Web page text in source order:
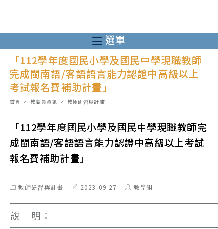
至
主
選單
「112學年度國民小學及國民中學現職教師
完成閩南語/客語語言能力認證中高級以上
考試報名費補助計畫」
首頁 > 教職員資訊 > 教師研習與計畫
「112學年度國民小學及國民中學現職教師完
成閩南語/客語語言能力認證中高級以上考試
報名費補助計畫」
Post教師研習與計畫
Post2023-09-27
Post教學組
說
明：